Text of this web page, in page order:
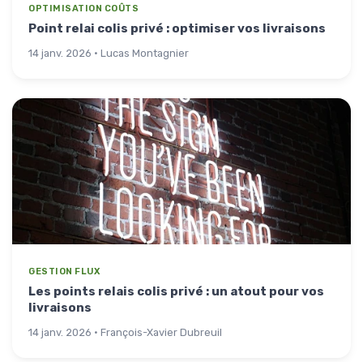
OPTIMISATION COÛTS
Point relai colis privé : optimiser vos livraisons
14 janv. 2026 · Lucas Montagnier
GESTION FLUX
Les points relais colis privé : un atout pour vos
livraisons
14 janv. 2026 · François-Xavier Dubreuil